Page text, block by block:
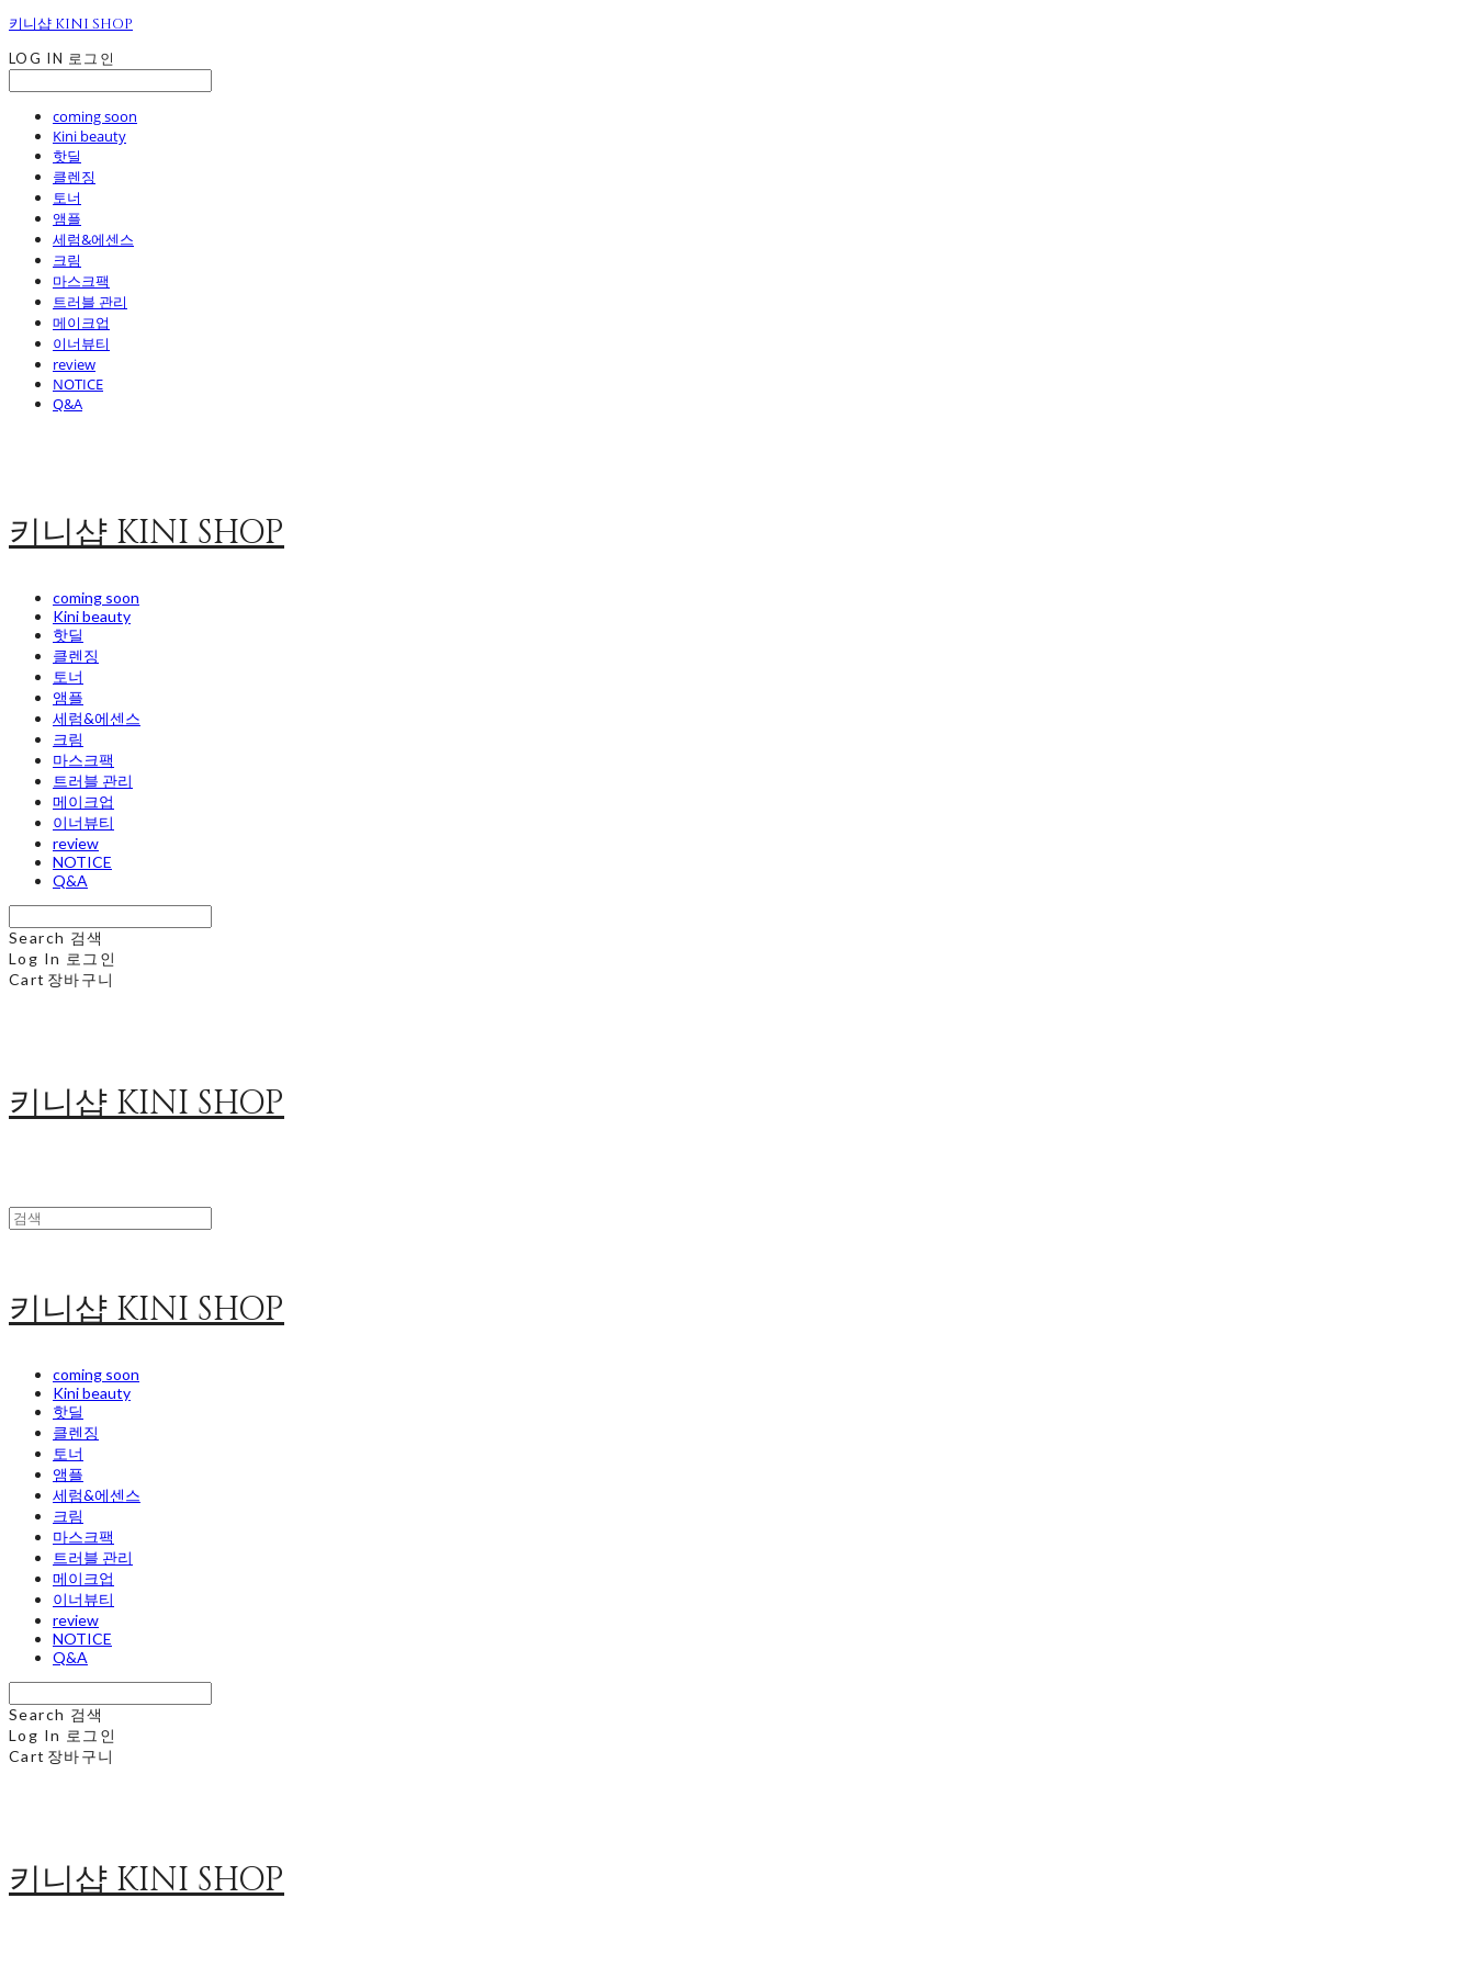
키니샵 KINI SHOP
LOG IN 로그인
coming soon
Kini beauty
핫딜
클렌징
토너
앰플
세럼&에센스
크림
마스크팩
트러블 관리
메이크업
이너뷰티
review
NOTICE
Q&A
키니샵 KINI SHOP
coming soon
Kini beauty
핫딜
클렌징
토너
앰플
세럼&에센스
크림
마스크팩
트러블 관리
메이크업
이너뷰티
review
NOTICE
Q&A
Search 검색
Log In 로그인
Cart 장바구니
키니샵 KINI SHOP
키니샵 KINI SHOP
coming soon
Kini beauty
핫딜
클렌징
토너
앰플
세럼&에센스
크림
마스크팩
트러블 관리
메이크업
이너뷰티
review
NOTICE
Q&A
Search 검색
Log In 로그인
Cart 장바구니
키니샵 KINI SHOP